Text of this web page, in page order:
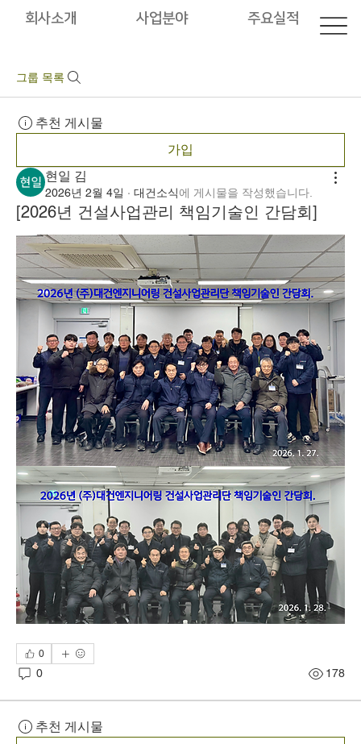
회사소개 사업분야 주요실적
그룹 목록
추천 게시물
가입
현일 김
2026년 2월 4일 · 대건소식에 게시물을 작성했습니다.
[2026년 건설사업관리 책임기술인 간담회]
0
0 178
추천 게시물